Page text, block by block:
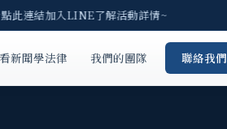
結加入LINE了解活動詳情~
看新聞學法律 我們的團隊 聯絡我們